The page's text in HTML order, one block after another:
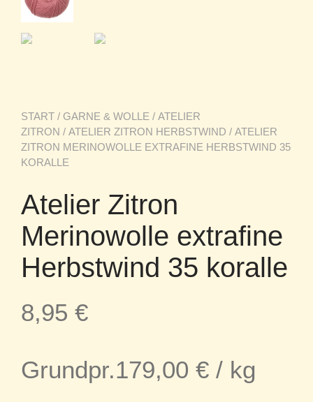
START / GARNE & WOLLE / ATELIER
ZITRON / ATELIER ZITRON HERBSTWIND / ATELIER
ZITRON MERINOWOLLE EXTRAFINE HERBSTWIND 35
KORALLE
Atelier Zitron
Merinowolle extrafine
Herbstwind 35 koralle
8,95 €
Grundpr.179,00 € / kg